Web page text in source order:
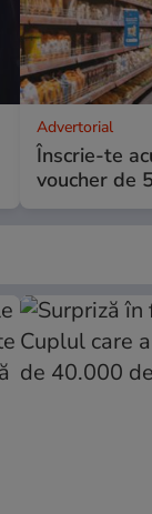
Advertorial
Înscrie-te
voucher de